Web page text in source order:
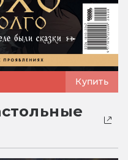
Купить